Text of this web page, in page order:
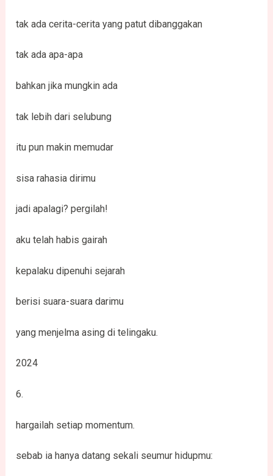
tak ada cerita-cerita yang patut dibanggakan
tak ada apa-apa
bahkan jika mungkin ada
tak lebih dari selubung
itu pun makin memudar
sisa rahasia dirimu
jadi apalagi? pergilah!
aku telah habis gairah
kepalaku dipenuhi sejarah
berisi suara-suara darimu
yang menjelma asing di telingaku.
2024
6.
hargailah setiap momentum.
sebab ia hanya datang sekali seumur hidupmu: